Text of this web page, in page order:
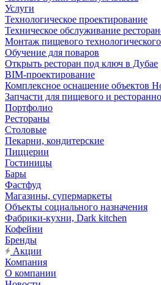
Услуги
Технологическое проектирование
Техническое обслуживание
Монтаж пищевого
Обучение для поваров
Открыть ресторан под ключ в Дубае
BIM-проектирование
Комплексное оснащение объектов
Запчасти для пищевого и
Портфолио
Рестораны
Столовые
Пекарни, кондитерские
Пиццерии
Гостиницы
Бары
Фастфуд
Магазины, супермаркеты
Объекты социального назначения
Фабрики-кухни, Dark kitchen
Кофейни
Бренды
Акции
Компания
О компании